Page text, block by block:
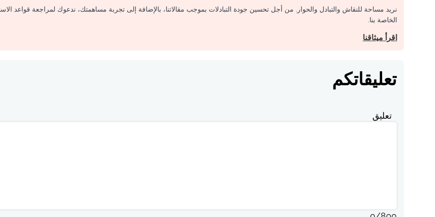
نريد مساحة للنقاش والتبادل والحوار. من أجل تحسين جودة التبادلات بموجب مقالاتنا، بالإضافة إلى تجربة مساهمتك، ندعوك لمراجعة قواعد
الخاصة بنا.
اقرأ ميثاقنا
تعليقاتكم
تعليق